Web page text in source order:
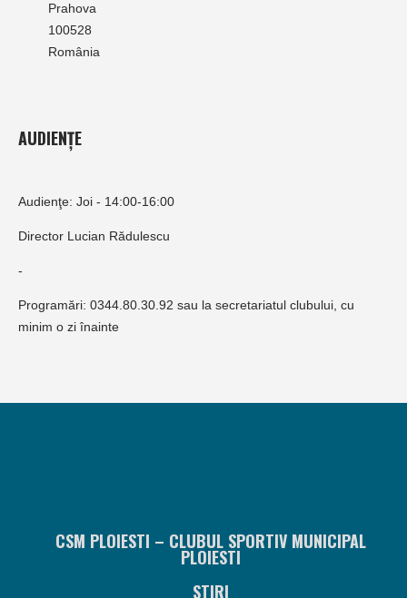
Prahova
100528
România
AUDIENȚE
Audienţe: Joi - 14:00-16:00
Director Lucian Rădulescu
-
Programări: 0344.80.30.92 sau la secretariatul clubului, cu
minim o zi înainte
CSM PLOIESTI – CLUBUL SPORTIV MUNICIPAL
PLOIESTI
STIRI